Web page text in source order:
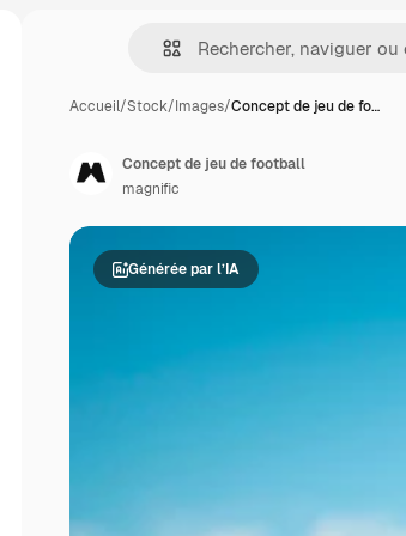
Accueil/Stock/Images/Concept de jeu de fo…
Générée par l’IA
Concept de jeu de football
magnific